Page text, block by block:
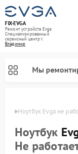
FIX-EVGA
Ремонт устройств Evga
Специализированный
cервисный центр г.
Владимир
Мы
Ноутбук Evga не
Ноутбук
Не